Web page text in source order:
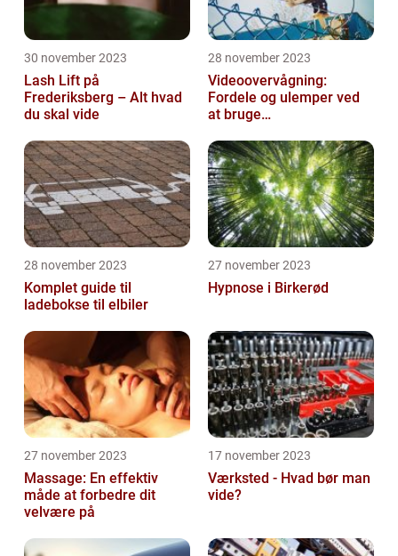
30 november 2023
Lash Lift på
Frederiksberg – Alt hvad
du skal vide
28 november 2023
Videoovervågning:
Fordele og ulemper ved
at bruge
28 november 2023
Komplet guide til
ladebokse til elbiler
27 november 2023
Hypnose i Birkerød
27 november 2023
Massage: En effektiv
måde at forbedre dit
velvære på
17 november 2023
Værksted - Hvad bør man
vide?